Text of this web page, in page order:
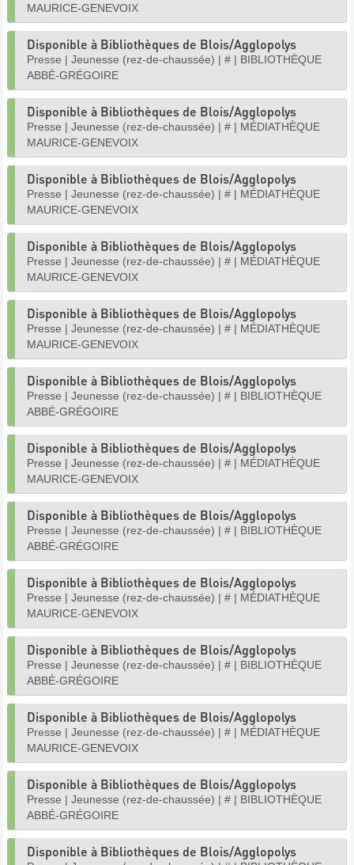
MAURICE-GENEVOIX
Disponible à Bibliothèques de Blois/Agglopolys
Presse | Jeunesse (rez-de-chaussée) | # | BIBLIOTHÈQUE
ABBÉ-GRÉGOIRE
Disponible à Bibliothèques de Blois/Agglopolys
Presse | Jeunesse (rez-de-chaussée) | # | MÉDIATHÈQUE
MAURICE-GENEVOIX
Disponible à Bibliothèques de Blois/Agglopolys
Presse | Jeunesse (rez-de-chaussée) | # | MÉDIATHÈQUE
MAURICE-GENEVOIX
Disponible à Bibliothèques de Blois/Agglopolys
Presse | Jeunesse (rez-de-chaussée) | # | MÉDIATHÈQUE
MAURICE-GENEVOIX
Disponible à Bibliothèques de Blois/Agglopolys
Presse | Jeunesse (rez-de-chaussée) | # | MÉDIATHÈQUE
MAURICE-GENEVOIX
Disponible à Bibliothèques de Blois/Agglopolys
Presse | Jeunesse (rez-de-chaussée) | # | BIBLIOTHÈQUE
ABBÉ-GRÉGOIRE
Disponible à Bibliothèques de Blois/Agglopolys
Presse | Jeunesse (rez-de-chaussée) | # | MÉDIATHÈQUE
MAURICE-GENEVOIX
Disponible à Bibliothèques de Blois/Agglopolys
Presse | Jeunesse (rez-de-chaussée) | # | BIBLIOTHÈQUE
ABBÉ-GRÉGOIRE
Disponible à Bibliothèques de Blois/Agglopolys
Presse | Jeunesse (rez-de-chaussée) | # | MÉDIATHÈQUE
MAURICE-GENEVOIX
Disponible à Bibliothèques de Blois/Agglopolys
Presse | Jeunesse (rez-de-chaussée) | # | BIBLIOTHÈQUE
ABBÉ-GRÉGOIRE
Disponible à Bibliothèques de Blois/Agglopolys
Presse | Jeunesse (rez-de-chaussée) | # | MÉDIATHÈQUE
MAURICE-GENEVOIX
Disponible à Bibliothèques de Blois/Agglopolys
Presse | Jeunesse (rez-de-chaussée) | # | BIBLIOTHÈQUE
ABBÉ-GRÉGOIRE
Disponible à Bibliothèques de Blois/Agglopolys